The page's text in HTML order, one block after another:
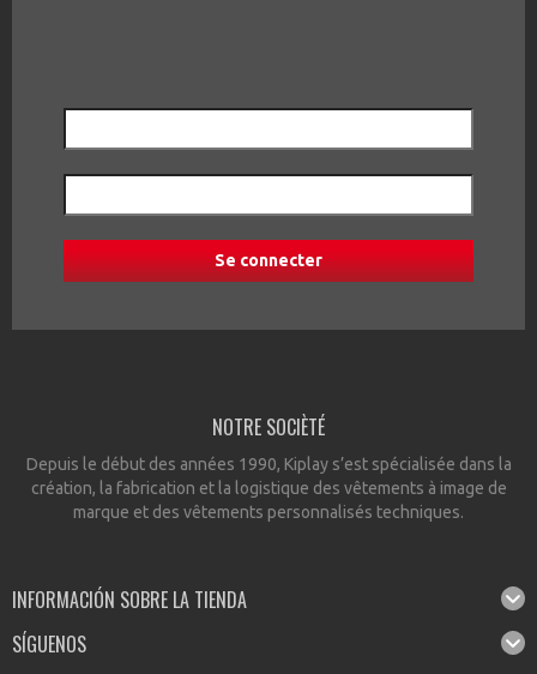
NOTRE SOCIÈTÉ
Depuis le début des années 1990, Kiplay s’est spécialisée dans la
création, la fabrication et la logistique des vêtements à image de
marque et des vêtements personnalisés techniques.
INFORMACIÓN SOBRE LA TIENDA
SÍGUENOS